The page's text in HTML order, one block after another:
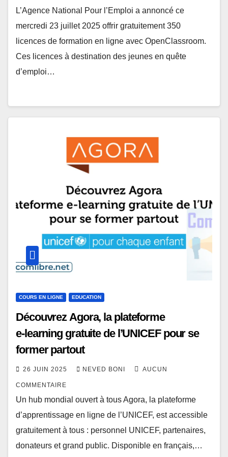
L’Agence National Pour l’Emploi a annoncé ce
mercredi 23 juillet 2025 offrir gratuitement 350
licences de formation en ligne avec OpenClassroom.
Ces licences à destination des jeunes en quête
d’emploi…
COURS EN LIGNE EDUCATION
Découvrez Agora, la plateforme
e‑learning gratuite de l’UNICEF pour se
former partout
26 JUIN 2025 NEVED BONI AUCUN
COMMENTAIRE
Un hub mondial ouvert à tous Agora, la plateforme
d’apprentissage en ligne de l’UNICEF, est accessible
gratuitement à tous : personnel UNICEF, partenaires,
donateurs et grand public. Disponible en français,…